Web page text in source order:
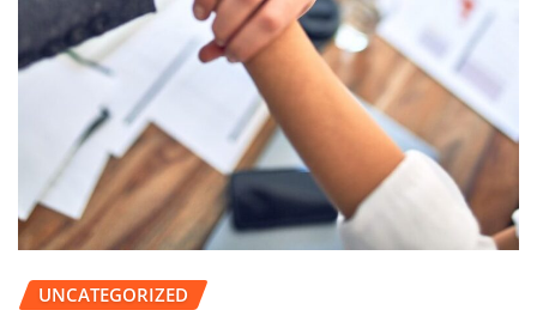
UNCATEGORIZED